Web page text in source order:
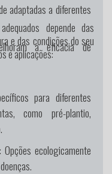
adaptadas a diferentes
a eficácia de
depende das
e das condições do seu
e aplicações:
para diferentes
como pré-plantio,
Opções ecologicamente